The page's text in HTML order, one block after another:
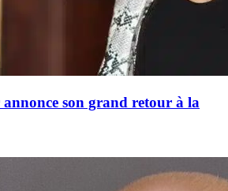
son grand retour à la